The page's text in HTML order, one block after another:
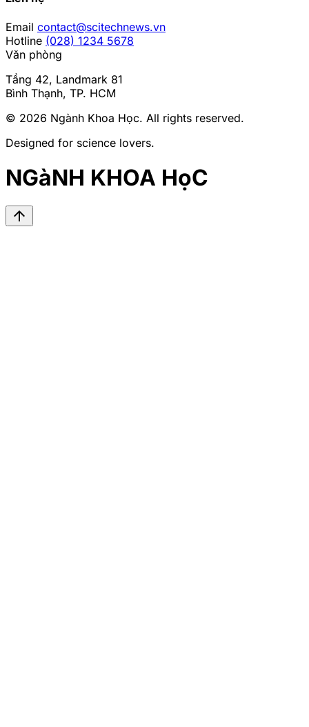
Email contact@scitechnews.vn
Hotline (028) 1234 5678
Văn phòng
Tầng 42, Landmark 81
Bình Thạnh, TP. HCM
© 2026 Ngành Khoa Học. All rights reserved.
Designed for science lovers.
NGàNH KHOA HọC
arrow_upward